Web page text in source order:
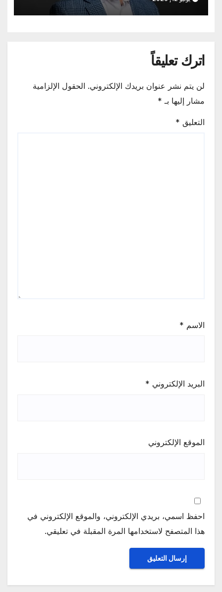
اترك تعليقاً
لن يتم نشر عنوان بريدك الإلكتروني. الحقول الإلزامية
مشار إليها بـ *
التعليق *
الاسم *
البريد الإلكتروني *
الموقع الإلكتروني
احفظ اسمي، بريدي الإلكتروني، والموقع الإلكتروني في
هذا المتصفح لاستخدامها المرة المقبلة في تعليقي.